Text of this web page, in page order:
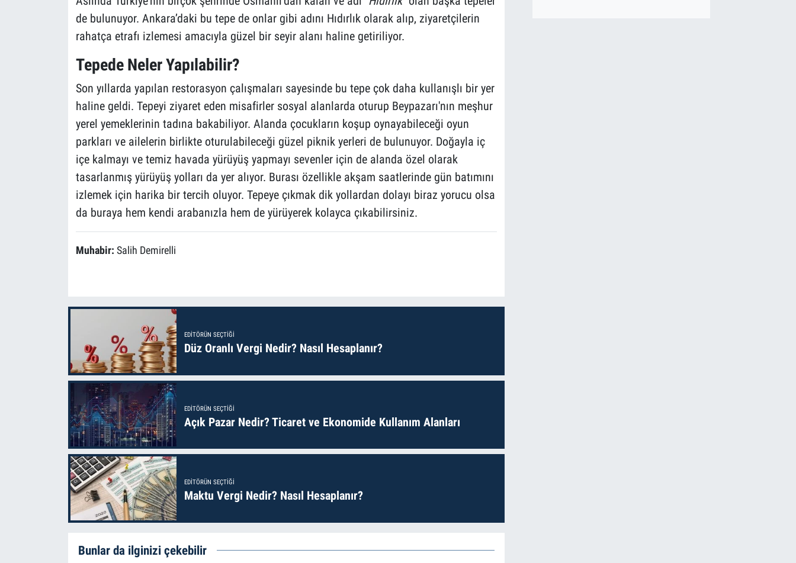
de bulunuyor. Ankara’daki bu tepe de onlar gibi adını Hıdırlık olarak alıp, ziyaretçilerin
rahatça etrafı izlemesi amacıyla güzel bir seyir alanı haline getiriliyor.
Tepede Neler Yapılabilir?
Son yıllarda yapılan restorasyon çalışmaları sayesinde bu tepe çok daha kullanışlı bir yer
haline geldi. Tepeyi ziyaret eden misafirler sosyal alanlarda oturup Beypazarı'nın meşhur
yerel yemeklerinin tadına bakabiliyor. Alanda çocukların koşup oynayabileceği oyun
parkları ve ailelerin birlikte oturulabileceği güzel piknik yerleri de bulunuyor. Doğayla iç
içe kalmayı ve temiz havada yürüyüş yapmayı sevenler için de alanda özel olarak
tasarlanmış yürüyüş yolları da yer alıyor. Burası özellikle akşam saatlerinde gün batımını
izlemek için harika bir tercih oluyor. Tepeye çıkmak dik yollardan dolayı biraz yorucu olsa
da buraya hem kendi arabanızla hem de yürüyerek kolayca çıkabilirsiniz.
Muhabir: Salih Demirelli
EDITÖRÜN SEÇTIĞI
Düz Oranlı Vergi Nedir? Nasıl Hesaplanır?
EDITÖRÜN SEÇTIĞI
Açık Pazar Nedir? Ticaret ve Ekonomide Kullanım Alanları
EDITÖRÜN SEÇTIĞI
Maktu Vergi Nedir? Nasıl Hesaplanır?
Bunlar da ilginizi çekebilir